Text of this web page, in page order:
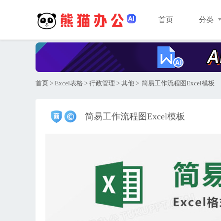
首页 分类
首页 > Excel表格 > 行政管理 > 其他 > 简易工作流程图Excel模板
简易工作流程图Excel模板